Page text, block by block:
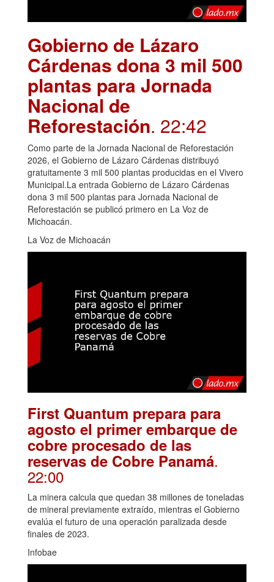
Gobierno de Lázaro
Cárdenas dona 3 mil 500
plantas para Jornada
Nacional de
Reforestación. 22:42
Como parte de la Jornada Nacional de Reforestación
2026, el Gobierno de Lázaro Cárdenas distribuyó
gratuitamente 3 mil 500 plantas producidas en el Vivero
Municipal.La entrada Gobierno de Lázaro Cárdenas
dona 3 mil 500 plantas para Jornada Nacional de
Reforestación se publicó primero en La Voz de
Michoacán.
La Voz de Michoacán
First Quantum prepara para
agosto el primer embarque de
cobre procesado de las
reservas de Cobre Panamá.
22:00
La minera calcula que quedan 38 millones de toneladas
de mineral previamente extraído, mientras el Gobierno
evalúa el futuro de una operación paralizada desde
finales de 2023.
Infobae